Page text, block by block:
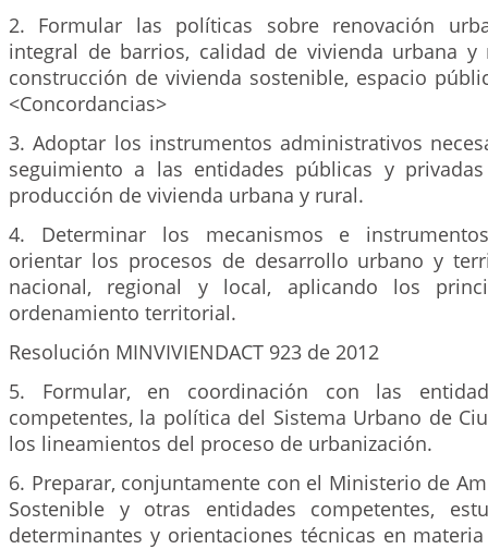
2. Formular las políticas sobre renovación
integral de barrios, calidad de vivienda urbana y
construcción de vivienda sostenible, espacio
<Concordancias>
3. Adoptar los instrumentos administrativos
seguimiento a las entidades públicas y
producción de vivienda urbana y rural.
4. Determinar los mecanismos e
orientar los procesos de desarrollo urbano y
nacional, regional y local, aplicando los
ordenamiento territorial.
Resolución MINVIVIENDACT 923 de 2012
5. Formular, en coordinación con las
competentes, la política del Sistema Urbano de
los lineamientos del proceso de urbanización.
6. Preparar, conjuntamente con el Ministerio de
Sostenible y otras entidades competentes,
determinantes y orientaciones técnicas en